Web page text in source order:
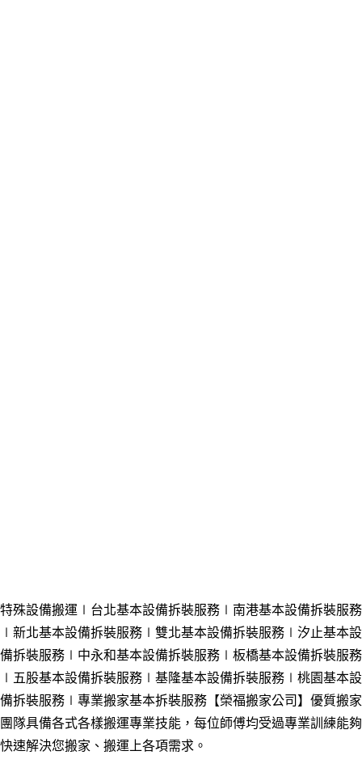
特殊設備搬運∣台北基本設備拆裝服務 ∣南港基本設備拆裝服務
∣新北基本設備拆裝服務 ∣雙北基本設備拆裝服務 ∣汐止基本設
備拆裝服務 ∣中永和基本設備拆裝服務 ∣板橋基本設備拆裝服務
∣五股基本設備拆裝服務 ∣基隆基本設備拆裝服務 ∣桃園基本設
備拆裝服務 ∣專業搬家基本拆裝服務 【榮福搬家公司】優質搬家
團隊具備各式各樣搬運專業技能，每位師傅均受過專業訓練能夠
快速解決您搬家、搬運上各項需求。